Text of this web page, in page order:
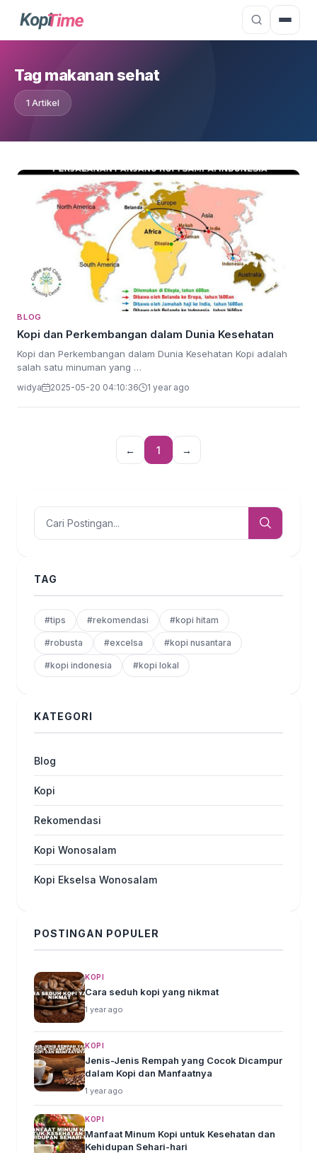
Tag makanan sehat
1 Artikel
BLOG
Kopi dan Perkembangan dalam Dunia Kesehatan
Kopi dan Perkembangan dalam Dunia Kesehatan Kopi adalah
salah satu minuman yang …
widya 2025-05-20 04:10:36 1 year ago
← 1 →
TAG
#tips #rekomendasi #kopi hitam
#robusta #excelsa #kopi nusantara
#kopi indonesia #kopi lokal
KATEGORI
Blog
Kopi
Rekomendasi
Kopi Wonosalam
Kopi Ekselsa Wonosalam
POSTINGAN POPULER
KOPI
Cara seduh kopi yang nikmat
1 year ago
KOPI
Jenis-Jenis Rempah yang Cocok Dicampur
dalam Kopi dan Manfaatnya
1 year ago
KOPI
Manfaat Minum Kopi untuk Kesehatan dan
Kehidupan Sehari-hari